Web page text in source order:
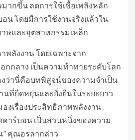
ากขึ้น ลดการใช้เชื้อเพลิงหลัก
น โดยมีการใช้งานจริงแล้วใน
ษและอุตสาหกรรมเหล็ก
พลังงาน โดยเฉพาะจาก
กลาง เป็นความท้าทายระดับโลก
งว่านี่คือบทพิสูจน์ของความจำเป็น
นที่ยืดหยุ่นและยั่งยืนในระยะยาว
งเรื่องประสิทธิภาพพลังงาน
คาร์บอน เป็นส่วนหนึ่งของความ
คุณอรลากล่าว